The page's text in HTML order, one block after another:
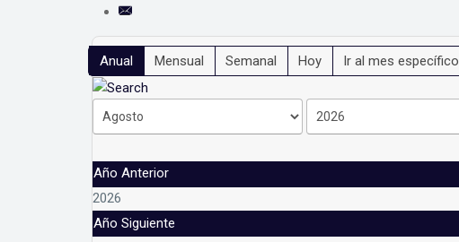
Anual Mensual Semanal Hoy Ir al mes específico
Año Anterior
2026
Año Siguiente